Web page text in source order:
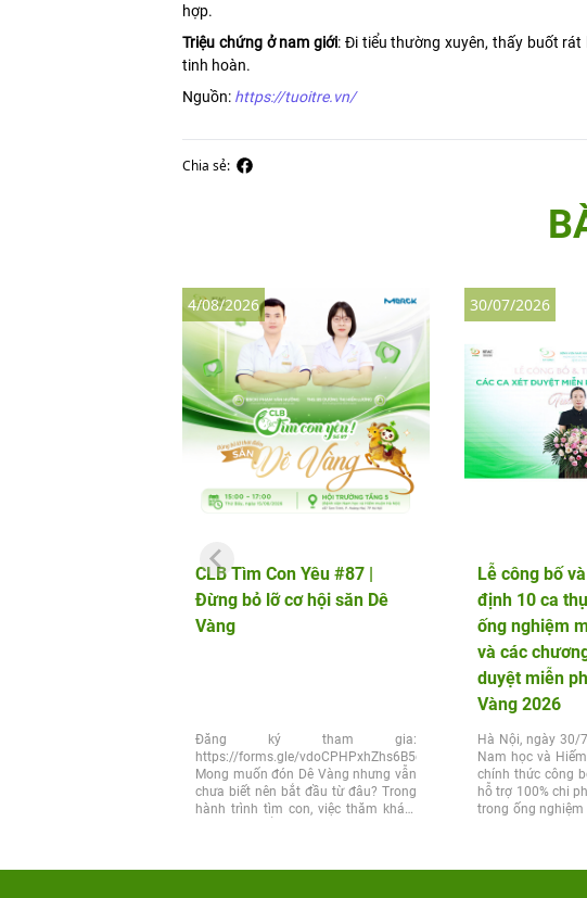
hợp.
Triệu chứng ở nam giới: Đi tiểu thường xuyên, thấy buốt
tinh hoàn.
Nguồn: https://tuoitre.vn/
Chia sẻ:
CLB Tìm Con Yêu #87 |
Đừng bỏ lỡ cơ hội săn Dê
Vàng
Đăng ký tham gia:
https://forms.gle/vdoCPHPxhZhs6B5q6
Mong muốn đón Dê Vàng nhưng vẫn
chưa biết nên bắt đầu từ đâu? Trong
hành trình tìm con, việc thăm khám
4/08/2026
Lễ công bố
định 10 ca
ống nghiệm
và các
duyệt miễn
Vàng 2026
Hà Nội, ngày 30/
Nam học và
chính thức công
hỗ trợ 100% chi
trong ống nghiệm
30/07/2026